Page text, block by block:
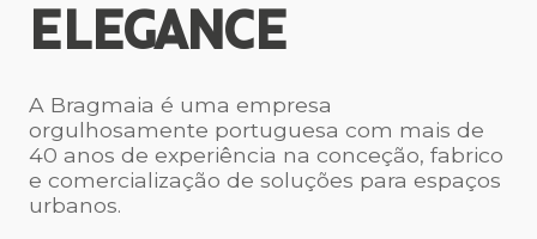
ELEGANCE
A Bragmaia é uma empresa
orgulhosamente portuguesa com mais de
40 anos de experiência na conceção, fabrico
e comercialização de soluções para espaços
urbanos.